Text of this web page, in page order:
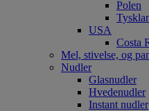
Polen
USA
Costa
Mel, stivelse, og
Nudler
Glasnudler
Hvedenudler
Instant nudler